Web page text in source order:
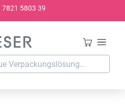
7821 5803 39